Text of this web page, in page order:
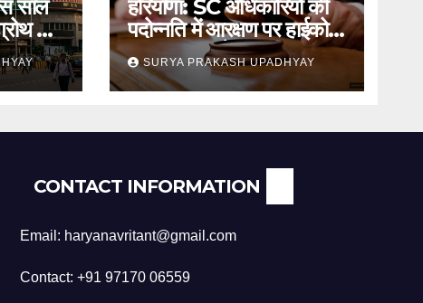
साल
का
हरियाणा: SC अधिकारियों की
पदोन्नति में आरक्षण पर हाईकोर्ट
का स्थगन आदेश
SURYA PRAKASH UPADHYAY
CONTACT INFORMATION
Email: haryanavritant@gmail.com
Contact: +91 97170 06559